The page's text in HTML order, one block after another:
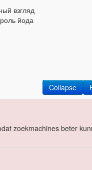
взгляд
йода
Collapse
zoekmachines beter